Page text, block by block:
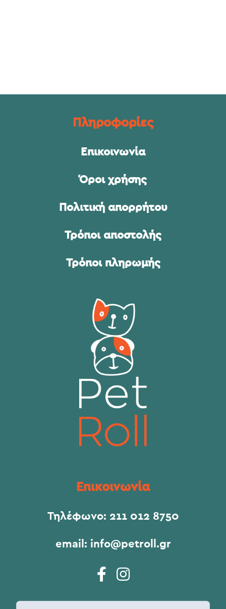
Πληροφορίες
Επικοινωνία
Όροι χρήσης
Πολιτική απορρήτου
Τρόποι αποστολής
Τρόποι πληρωμής
Επικοινωνία
Τηλέφωνο: 211 012 8750
email: info@petroll.gr